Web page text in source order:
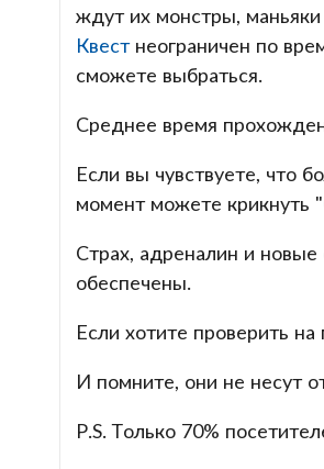
ждут их монстры,
Квестнеограничен по
сможете выбраться.
Среднее время
Если вы чувствуете, что
момент можете крикнуть
Страх, адреналин и
обеспечены.
Если хотите проверить
И помните, они не несут
P.S. Только 70%